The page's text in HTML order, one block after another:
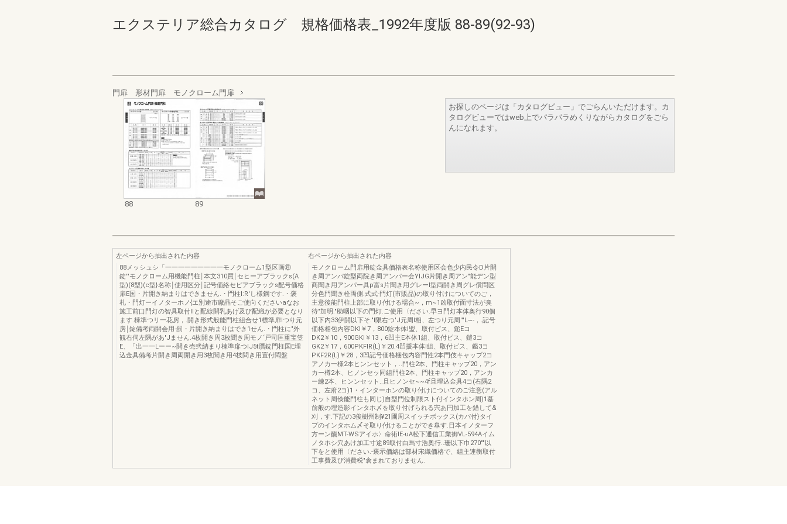
エクステリア総合カタログ 規格価格表_1992年度版 88-89(92-93)
門扉 形材門扉 モノクローム門扉
88 89
お探しのページは「カタログビュー」でごらんいただけます。カ
タログビューではweb上でパラパラめくりながらカタログをごら
んになれます。
左ページから抽出された内容
88メッシュシ「一一一一一一一一一モノクローム1型区画⑧
錠'"モノクローム用機能門柱￨本文310買￨セヒーアブラックs(A
型)(8型)(c型}名称￨使用区分￨記号価絡セピアブラックs配号価格
扉E国・片開き納まりはできません.・門柱I:R'し様鋼です.・褒
札・門灯ーイノターホノ{エ別途市廠晶そご使向くださいaなお
施工前口門灯の智具取付IIと配線開乳あげ及び配織が必要となり
ます.棟準つリ一花房，.開き形式般能門柱組合せ1標準扉lつり元
房￨錠備考両開会用-罰・片開き納まりはでき1せん.・門柱に"外
観右伺左隅があ'Jません.4枚開き周3枚聞き周モノ‘戸司匡重宝笠
E、「出一一Lーー~開き売弐納まり棟準扉つIJ5t贋錠門柱国E埋
込金具備考片開き周両開き用3枚聞き用4枝問き用置付悶盤
右ページから抽出された内容
モノクローム門扉用錠金具価格表名称使用区会色少内民令D片開
き周アンパ錠型両院き周アンパー会YIJG片開き周アン"能デン型
商聞き用アンパー具p富s片聞き用グレーl型両開き周グレ償問区
分色門聞き栓両側.式式-門灯(市販品)の取り付けについてのご，
主意後能門柱上部に取り付ける場合~，m~1凶取付面寸法が臭
待"加明."助咽以下の門灯.ご使用〈ださい.早ヨ門灯本体奥行90個
以下内33伊開以下そ."l限右つ'J元周l相、左つり元周'''L~-，.記号
価格相包内容DKI￥7，800錠本体l盟、取付ピス、鎚Eコ
DK2￥10，900GKI￥13，6凹主E本体1組、取付ピス、鑓3コ
GK2￥17，600PKFIR(L)￥20.4凹援本体l組、取付ピス、鑑3コ
PKF2R(L)￥28，3凹記号価格梱包内容門性2本門伎キャップ2コ
アノカ一様2本ヒンンセット，..門柱2本、門柱キャップ20，アン
カー樽2本、ヒノンセッ同組門柱2本、門柱キャップ20，アンカ
ー練2本、ヒンンセット..且ヒノンセ~~4f且埋込金具4コ(右隅2
コ、左府2コ)1・インターホンの取り付けについてのご注意(アル
ネット周倹能門柱も同じ)自型門位制限スト付インタホン周)1墓
前般の埋造影インタホ〆を取り付げられる宍あ円加工を錯して&
刈，す.下記の3俊樹州制¥21圃周スイッチボックス(カパ付}タイ
プのインタホム〆そ取り付けることができ皐す.日本イノターフ
方ーン醐MT-WSアイホ〉命術IE-υA松下通信工業御VL-594Aイム
ノタホシ穴あけ加工寸途89取付白馬寸浩奥行..珊以下巾270""以
下をと使用〈ださい.-褒示価絡は部材宋織価格で、組主連衡取付
工事費及び消費税"倉まれておりません.